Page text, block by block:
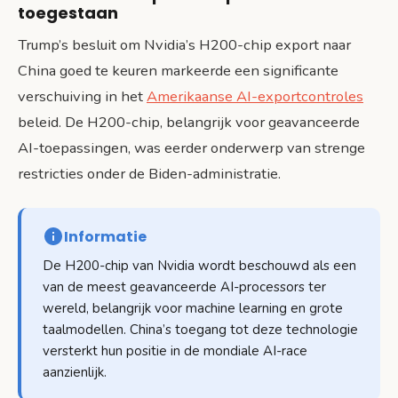
toegestaan
Trump’s besluit om Nvidia’s H200-chip export naar
China goed te keuren markeerde een significante
verschuiving in hetAmerikaanse AI-exportcontroles
beleid. De H200-chip, belangrijk voor geavanceerde
AI-toepassingen, was eerder onderwerp van strenge
restricties onder de Biden-administratie.
Informatie
De H200-chip van Nvidia wordt beschouwd als een
van de meest geavanceerde AI-processors ter
wereld, belangrijk voor machine learning en grote
taalmodellen. China’s toegang tot deze technologie
versterkt hun positie in de mondiale AI-race
aanzienlijk.